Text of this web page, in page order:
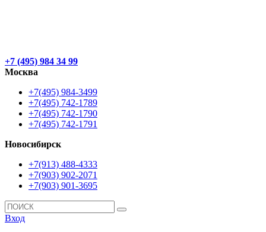
+7 (495) 984 34 99
Москва
+7(495) 984-3499
+7(495) 742-1789
+7(495) 742-1790
+7(495) 742-1791
Новосибирск
+7(913) 488-4333
+7(903) 902-2071
+7(903) 901-3695
Вход